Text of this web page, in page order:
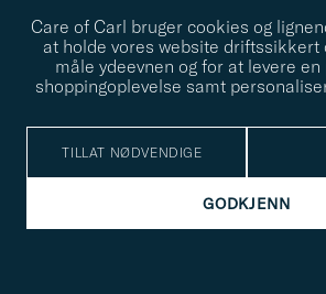
Care of Carl bruger cookies og
at holde vores website driftssikkert
måle ydeevnen og for at levere
shoppingoplevelse samt
TILLAT NØDVENDIGE
GODKJENN
STILRÅDGIVNING
© Care of Carl 2026